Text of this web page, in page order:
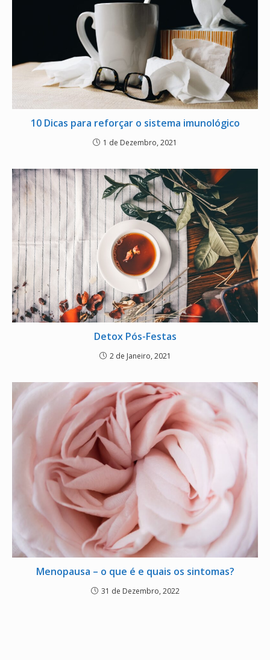
10 Dicas para reforçar o sistema imunológico
1 de Dezembro, 2021
Detox Pós-Festas
2 de Janeiro, 2021
Menopausa – o que é e quais os sintomas?
31 de Dezembro, 2022